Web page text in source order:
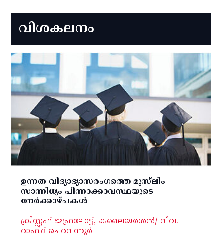
വിശകലനം
ഉന്നത വിദ്യാഭ്യാസരംഗത്തെ മുസ്‌ലിം
സാന്നിധ്യം പിന്നാക്കാവസ്ഥയുടെ
നേര്‍ക്കാഴ്ചകള്‍
ക്രിസ്റ്റഫ് ജഫ്രലോട്ട്, കലൈയരശന്‍/ വിവ.
റാഫിദ് ചെറവന്നൂര്‍